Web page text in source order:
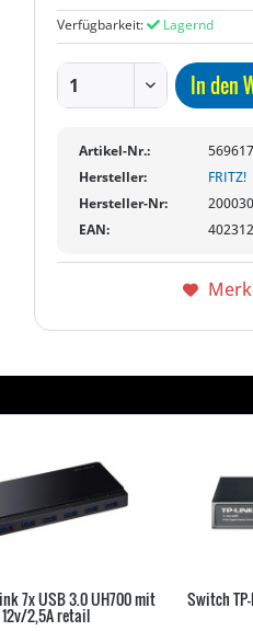
Verfügbarkeit:
Lagernd
In den
Artikel-Nr.:
569617
Hersteller:
FRITZ!
Hersteller-Nr:
EAN:
7x USB 3.0 UH700 mit
12v/2,5A retail
Switch TP-